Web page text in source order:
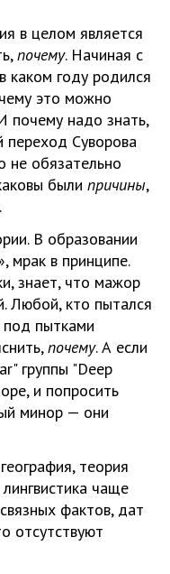
в целом является
почему. Начиная с
каком году родился
это можно
почему надо знать,
переход Суворова
не обязательно
были причины,
.
В образовании
мрак в принципе.
знает, что мажор
Любой, кто пытался
под пытками
почему. А если
группы "Deep
и попросить
минор — они
теория
чаще
фактов, дат
отсутствуют